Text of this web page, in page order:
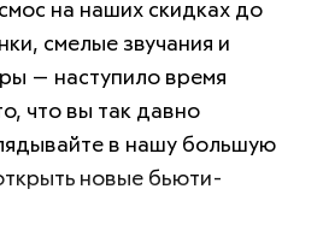
на наших скидках до
смелые звучания и
— наступило время
что вы так давно
в нашу большую
новые бьюти-